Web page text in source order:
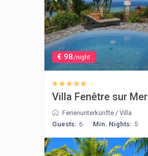
€ 98/night
Villa Fenêtre sur Mer
Ferienunterkünfte / Villa
Guests: 6 Min. Nights: 5